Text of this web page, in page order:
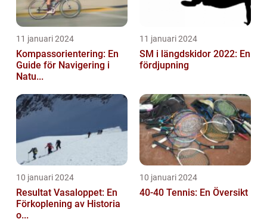
11 januari 2024
Kompassorientering: En
Guide för Navigering i
Natu...
11 januari 2024
SM i längdskidor 2022: En
fördjupning
10 januari 2024
Resultat Vasaloppet: En
Förkoplening av Historia
o...
10 januari 2024
40-40 Tennis: En Översikt